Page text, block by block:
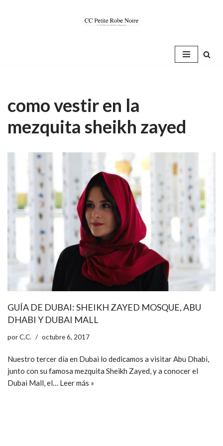
como vestir en la
mezquita sheikh zayed
GUÍA DE DUBAI: SHEIKH ZAYED MOSQUE, ABU
DHABI Y DUBAI MALL
porC.C. octubre 6, 2017
Nuestro tercer día en Dubai lo dedicamos a visitar Abu Dhabi,
junto con su famosa mezquita Sheikh Zayed, y a conocer el
Dubai Mall, el… Leer más »